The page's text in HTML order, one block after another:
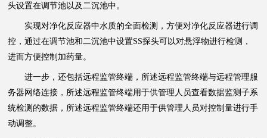
头设置在调节池以及二沉池中。
实现对净化反应器中水质的全面检测，方便对净化反应器进行调
控，通过在调节池和二沉池中设置SS探头可以对悬浮物进行检测，
进而方便控制加药量。
进一步，还包括远程监管终端，所述远程监管终端与远程管理服
务器网络连接，所述远程监管终端用于供管理人员查看数据监测子系
统检测的数据，所述远程监管终端还用于供管理人员对控制量进行手
动调整。